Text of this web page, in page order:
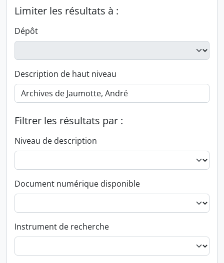
Limiter les résultats à :
Dépôt
Description de haut niveau
Filtrer les résultats par :
Niveau de description
Document numérique disponible
Instrument de recherche